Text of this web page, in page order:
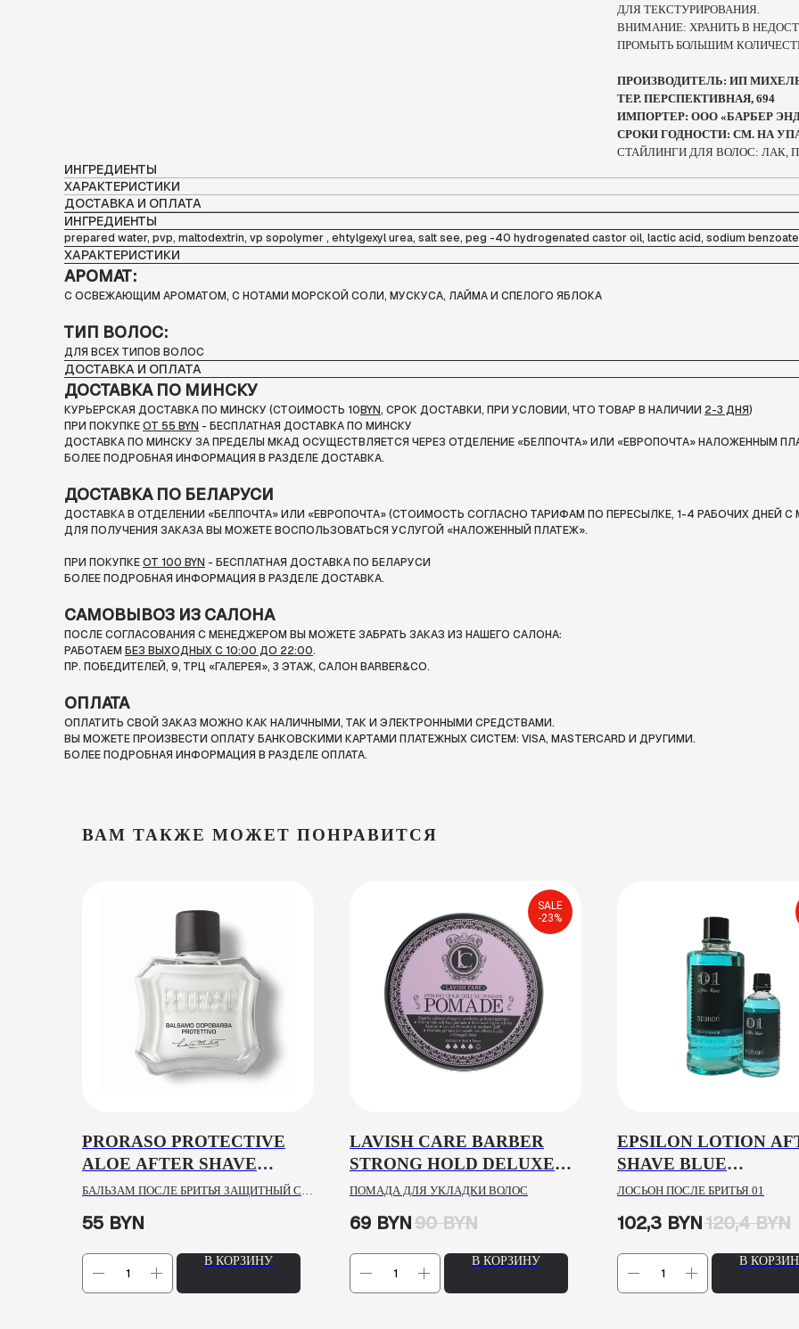
ДЛЯ ТЕКСТУРИРОВАНИЯ.
ВНИМАНИЕ: ХРАНИТЬ В
ПРОМЫТЬ БОЛЬШИМ
ПРОИЗВОДИТЕЛЬ: ИП
ТЕР. ПЕРСПЕКТИВНАЯ, 694
ИМПОРТЕР: ООО «БАРБЕР
СРОКИ ГОДНОСТИ: СМ. НА
СТАЙЛИНГИ ДЛЯ ВОЛОС: ЛАК,
ИНГРЕДИЕНТЫ
ХАРАКТЕРИСТИКИ
ДОСТАВКА И ОПЛАТА
ИНГРЕДИЕНТЫ
prepared water, pvp, maltodextrin, vp sopolymer , ehtylgexyl urea, salt see, peg -40 hydrogenated castor oil, lactic acid, sodium
ХАРАКТЕРИСТИКИ
АРОМАТ:
С ОСВЕЖАЮЩИМ АРОМАТОМ, С НОТАМИ МОРСКОЙ СОЛИ, МУСКУСА, ЛАЙМА И СПЕЛОГО ЯБЛОКА
ТИП ВОЛОС:
ДЛЯ ВСЕХ ТИПОВ ВОЛОС
ДОСТАВКА И ОПЛАТА
ДОСТАВКА ПО МИНСКУ
КУРЬЕРСКАЯ ДОСТАВКА ПО МИНСКУ (СТОИМОСТЬ 10BYN, СРОК ДОСТАВКИ, ПРИ УСЛОВИИ, ЧТО ТОВАР В НАЛИЧИИ 2-3 ДНЯ)
ПРИ ПОКУПКЕОТ 55 BYN - БЕСПЛАТНАЯ ДОСТАВКА ПО МИНСКУ
ДОСТАВКА ПО МИНСКУ ЗА ПРЕДЕЛЫ МКАД ОСУЩЕСТВЛЯЕТСЯ ЧЕРЕЗ ОТДЕЛЕНИЕ «БЕЛПОЧТА»ИЛИ «ЕВРОПОЧТА» НАЛОЖЕННЫМ
БОЛЕЕ ПОДРОБНАЯ ИНФОРМАЦИЯ В РАЗДЕЛЕ ДОСТАВКА.
ДОСТАВКА ПО БЕЛАРУСИ
ДОСТАВКА В ОТДЕЛЕНИИ «БЕЛПОЧТА» ИЛИ «ЕВРОПОЧТА» (СТОИМОСТЬ СОГЛАСНО ТАРИФАМ ПО ПЕРЕСЫЛКЕ, 1-4 РАБОЧИХ ДНЕЙ С
ДЛЯ ПОЛУЧЕНИЯ ЗАКАЗА ВЫ МОЖЕТЕ ВОСПОЛЬЗОВАТЬСЯ УСЛУГОЙ «НАЛОЖЕННЫЙ ПЛАТЕЖ».
ПРИ ПОКУПКЕОТ 100 BYN - БЕСПЛАТНАЯ ДОСТАВКА ПО БЕЛАРУСИ
БОЛЕЕ ПОДРОБНАЯ ИНФОРМАЦИЯ В РАЗДЕЛЕ ДОСТАВКА.
САМОВЫВОЗ ИЗ САЛОНА
ПОСЛЕ СОГЛАСОВАНИЯ С МЕНЕДЖЕРОМ ВЫ МОЖЕТЕ ЗАБРАТЬ ЗАКАЗ ИЗ НАШЕГО САЛОНА:
РАБОТАЕМ БЕЗ ВЫХОДНЫХ С 10:00 ДО 22:00.
ПР. ПОБЕДИТЕЛЕЙ, 9, ТРЦ «ГАЛЕРЕЯ», 3 ЭТАЖ, САЛОН BARBER&CO.
ОПЛАТА
ОПЛАТИТЬ СВОЙ ЗАКАЗ МОЖНО КАК НАЛИЧНЫМИ, ТАК И ЭЛЕКТРОННЫМИ СРЕДСТВАМИ.
ВЫ МОЖЕТЕ ПРОИЗВЕСТИ ОПЛАТУ БАНКОВСКИМИ КАРТАМИ ПЛАТЕЖНЫХ СИСТЕМ: VISA, MASTERCARD И ДРУГИМИ.
БОЛЕЕ ПОДРОБНАЯ ИНФОРМАЦИЯ В РАЗДЕЛЕ ОПЛАТА.
ВАМ ТАКЖЕ МОЖЕТ ПОНРАВИТСЯ
PRORASO PROTECTIVE
ALOE AFTER SHAVE
BALM, 100ML
БАЛЬЗАМ ПОСЛЕ БРИТЬЯ ЗАЩИТНЫЙ С
55 BYN
В КОРЗИНУ
SALE
-23%
LAVISH CARE BARBER
STRONG HOLD DELUXE
POMADE, 100ML
ПОМАДА ДЛЯ УКЛАДКИ ВОЛОС
69 BYN90 BYN
В КОРЗИНУ
EPSILON LOTION
SHAVE BLUE
MEDITERRANEAN 01,
ЛОСЬОН ПОСЛЕ БРИТЬЯ 01
102,3 BYN120,4 BYN
В